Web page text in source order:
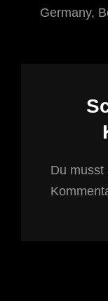
Germany,
Du musst